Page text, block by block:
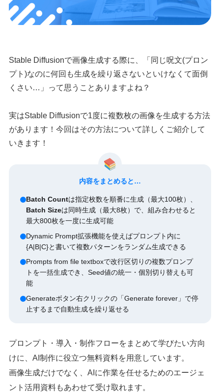
Stable Diffusionで画像生成する際に、「同じ呪文(プロン
プト)なのに何回も生成を繰り返さないといけなくて面倒
くさい…」って思うことありますよね？
実はStable Diffusionで1度に複数枚の画像を生成する方法
があります！今回はその方法について詳しくご紹介して
いきます！
内容をまとめると…
Batch Countは指定枚数を順番に生成（最大100枚）、
Batch Sizeは同時生成（最大8枚）で、組み合わせると
最大800枚を一度に生成可能
Dynamic Prompt拡張機能を使えばプロンプト内に
{A|B|C}と書いて複数パターンをランダム生成できる
Prompts from file textboxで改行区切りの複数プロンプ
トを一括生成でき、Seed値の統一・個別切り替えも可
能
Generateボタン右クリックの「Generate forever」で停
止するまで自動生成を繰り返せる
プロンプト・導入・制作フローをまとめて学びたい方向
けに、AI制作に役立つ無料資料を用意しています。
画像生成だけでなく、AIに作業を任せるためのエージェ
ント活用資料もあわせて受け取れます。